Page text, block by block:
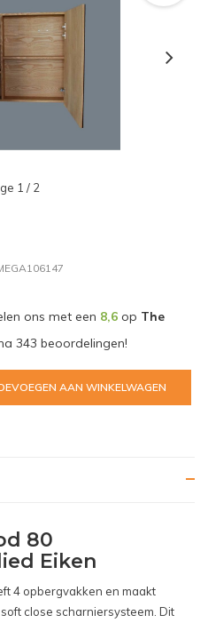
1 / 2
ons met een 8,6op The
343 beoordelingen!
AAN WINKELWAGEN
80
Eiken
4 opbergvakken en maakt
close scharniersysteem. Dit